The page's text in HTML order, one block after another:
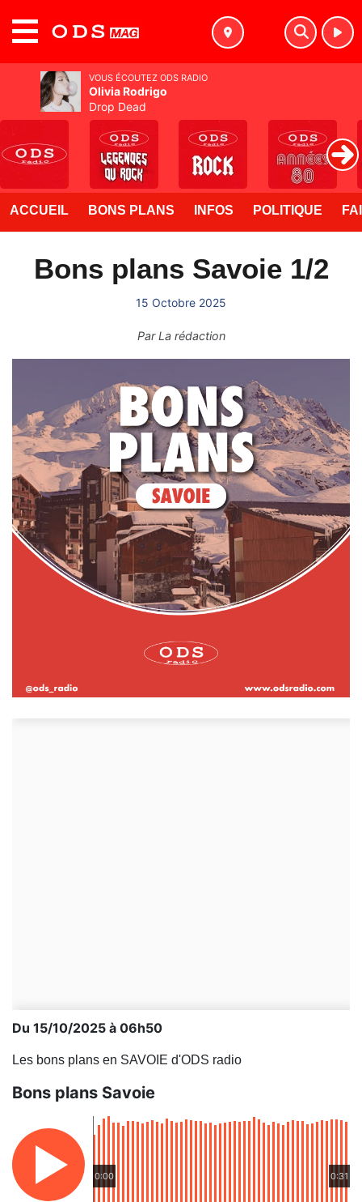
ACCUEIL BONS PLANS INFOS POLITIQUE
Bons plans Savoie 1/2
15 Octobre 2025
ParLa rédaction
Du 15/10/2025 à 06h50
Les bons plans en SAVOIE d'ODS radio
Bons plans Savoie
0:00 0:31
VOUS ÉCOUTEZ ODS RADIO
Olivia Rodrigo
Drop Dead